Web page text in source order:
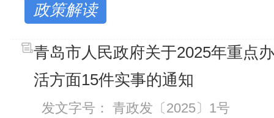
政策解读
青岛市人民政府关于2025年重点
活方面15件实事的通知
发文字号： 青政发〔2025〕1号